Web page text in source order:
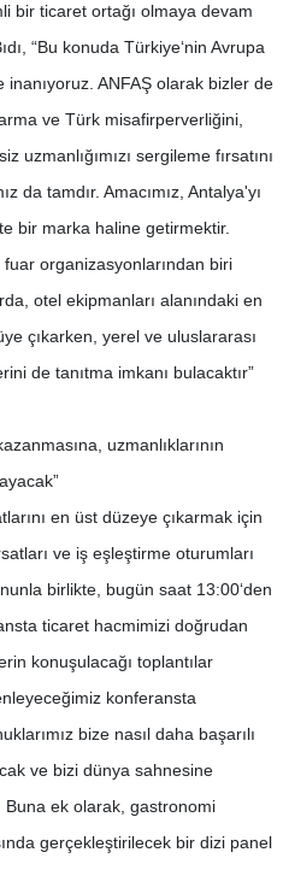
bir ticaret ortağı olmaya devam
“Bu konuda Türkiye‘nin Avrupa
ANFAŞ olarak bizler de
ve Türk misafirperverliğini,
uzmanlığımızı sergileme fırsatını
da tamdır. Amacımız, Antalya'yı
bir marka haline getirmektir.
organizasyonlarından biri
otel ekipmanları alanındaki en
çıkarken, yerel ve uluslararası
de tanıtma imkanı bulacaktır”
uzmanlıklarının
en üst düzeye çıkarmak için
ve iş eşleştirme oturumları
birlikte, bugün saat 13:00‘den
ticaret hacmimizi doğrudan
konuşulacağı toplantılar
konferansta
bize nasıl daha başarılı
ve bizi dünya sahnesine
Buna ek olarak, gastronomi
gerçekleştirilecek bir dizi panel